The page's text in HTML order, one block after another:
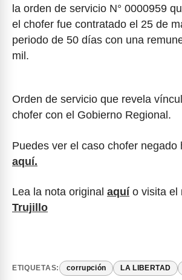
la orden de servicio N° 0000959
el chofer fue contratado el 25 de
periodo de 50 días con una
mil.
Orden de servicio que revela
chofer con el Gobierno Regional.
Puedes ver el caso chofer negado
aquí.
Lea la nota original aquí o visita el
Trujillo
ETIQUETAS: corrupción LA LIBERTAD